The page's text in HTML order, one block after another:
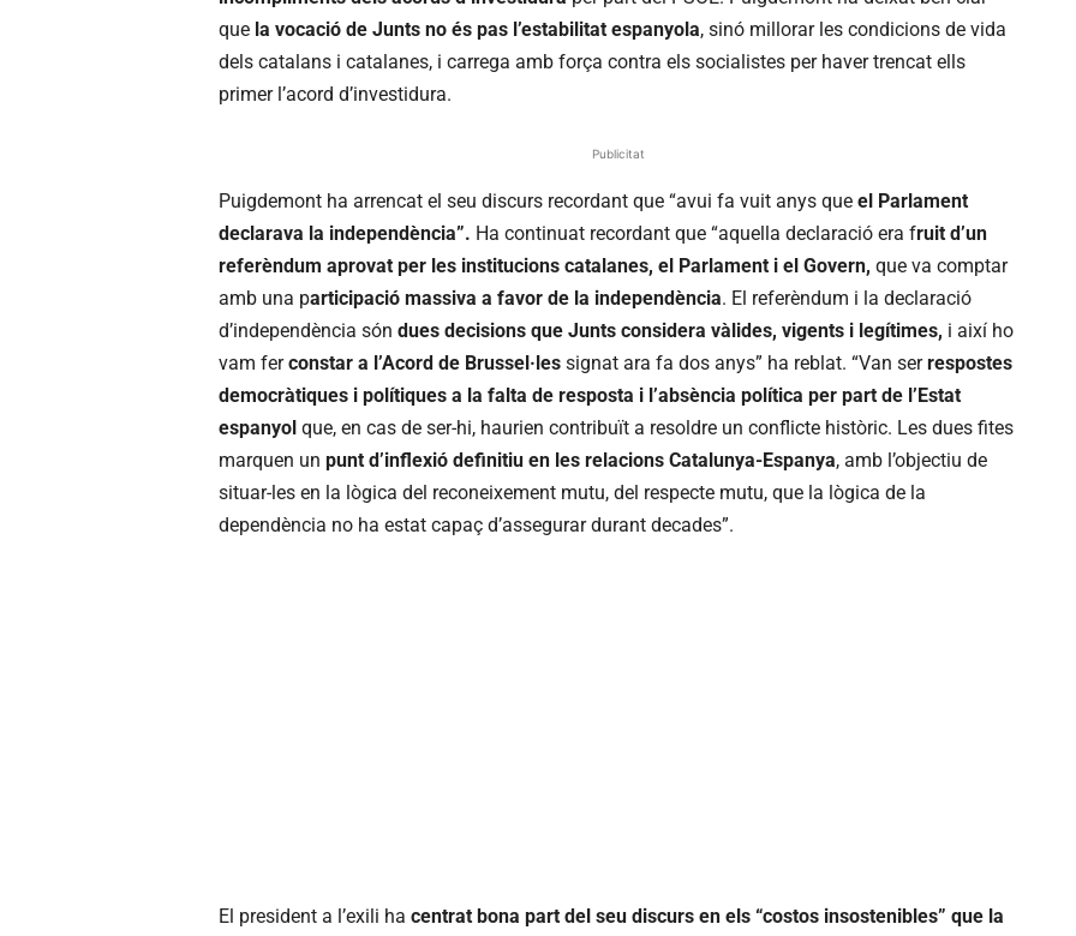
que la vocació de Junts no és pas l’estabilitat espanyola, sinó millorar les condicions de vida
dels catalans i catalanes, i carrega amb força contra els socialistes per haver trencat ells
primer l’acord d’investidura.
Publicitat
Puigdemont ha arrencat el seu discurs recordant que “avui fa vuit anys que el Parlament
declarava la independència”. Ha continuat recordant que “aquella declaració era fruit d’un
referèndum aprovat per les institucions catalanes, el Parlament i el Govern, que va comptar
amb una participació massiva a favor de la independència. El referèndum i la declaració
d’independència són dues decisions que Junts considera vàlides, vigents i legítimes, i així ho
vam ferconstar a l’Acord de Brussel·les signat ara fa dos anys” ha reblat. “Van serrespostes
democràtiques i polítiques a la falta de resposta i l’absència política per part de l’Estat
espanyol que, en cas de ser-hi, haurien contribuït a resoldre un conflicte històric. Les dues fites
marquen un punt d’inflexió definitiu en les relacions Catalunya-Espanya, amb l’objectiu de
situar-les en la lògica del reconeixement mutu, del respecte mutu, que la lògica de la
dependència no ha estat capaç d’assegurar durant decades”.
El president a l’exili ha centrat bona part del seu discurs en els “costos insostenibles” que la